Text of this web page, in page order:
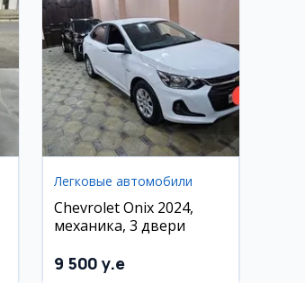
Легковые автомобили
Chevrolet Onix 2024,
механика, 3 двери
9 500 y.e